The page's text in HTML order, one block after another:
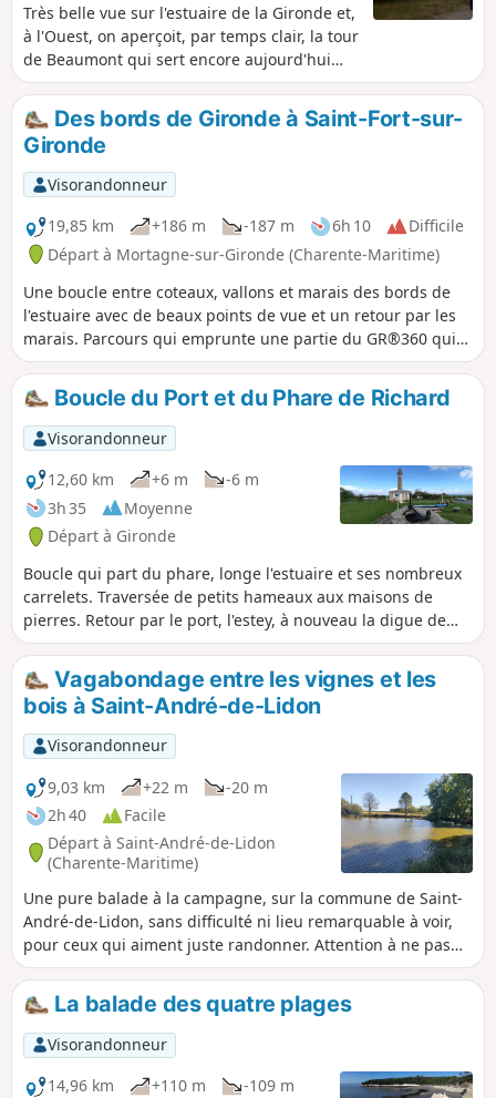
Très belle vue sur l'estuaire de la Gironde et,
à l'Ouest, on aperçoit, par temps clair, la tour
de Beaumont qui sert encore aujourd'hui
d'amer à la navigation.
Des bords de Gironde à Saint-Fort-sur-
Gironde
Visorandonneur
19,85 km
+186 m -187 m 6h 10
Difficile
Départ à Mortagne-sur-Gironde (Charente-Maritime)
Une boucle entre coteaux, vallons et marais des bords de
l'estuaire avec de beaux points de vue et un retour par les
marais. Parcours qui emprunte une partie du GR®360 qui
fait le tour de la Saintonge.
Boucle du Port et du Phare de Richard
Visorandonneur
12,60 km
+6 m
-6 m
3h 35
Moyenne
Départ à Gironde
Boucle qui part du phare, longe l'estuaire et ses nombreux
carrelets. Traversée de petits hameaux aux maisons de
pierres. Retour par le port, l'estey, à nouveau la digue de
l'estuaire.
Vagabondage entre les vignes et les
bois à Saint-André-de-Lidon
Visorandonneur
9,03 km
+22 m
-20 m
2h 40
Facile
Départ à Saint-André-de-Lidon
(Charente-Maritime)
Une pure balade à la campagne, sur la commune de Saint-
André-de-Lidon, sans difficulté ni lieu remarquable à voir,
pour ceux qui aiment juste randonner. Attention à ne pas
gêner le passage en stationnant votre ou vos véhicules.
Merci de bien vouloir respecter la propriété d'autrui. Sur le
domaine privé, les ramassages ou les cueillettes sont
interdits.
La balade des quatre plages
Visorandonneur
14,96 km
+110 m
-109 m